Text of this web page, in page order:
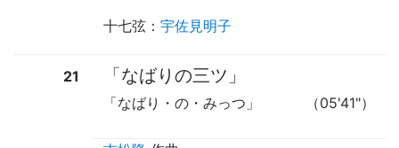
十七弦 ： 宇佐見明子
21 「なばりの三ツ」
（05'41"）
「なばり・の・みっつ」